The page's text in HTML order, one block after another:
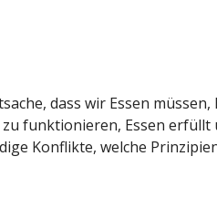
dass wir Essen müssen,
funktionieren, Essen erfüllt
Konflikte, welche